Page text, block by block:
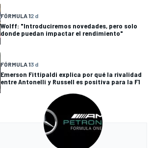
FÓRMULA 12 d
Wolff: "Introduciremos novedades, pero solo
donde puedan impactar el rendimiento"
FÓRMULA 13 d
Emerson Fittipaldi explica por qué la rivalidad
entre Antonelli y Russell es positiva para la F1